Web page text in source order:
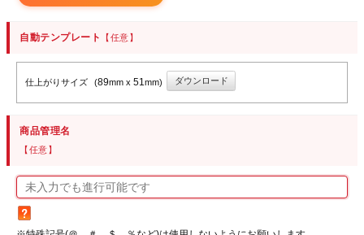
自動テンプレート 【任意】
仕上がりサイズ (89mm x 51mm) ダウンロード
商品管理名
【任意】